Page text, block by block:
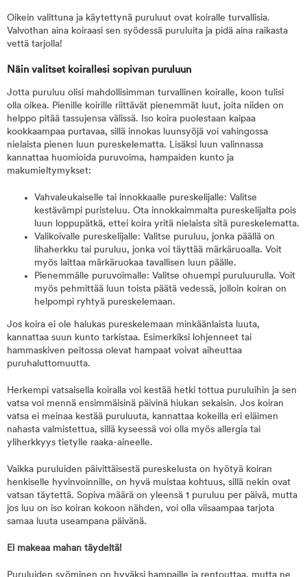
Oikein valittuna ja käytettynä puruluut ovat koiralle turvallisia.
Valvothan aina koiraasi sen syödessä puruluita ja pidä aina raikasta
vettä tarjolla!
Näin valitset koirallesi sopivan puruluun
Jotta puruluu olisi mahdollisimman turvallinen koiralle, koon tulisi
olla oikea. Pienille koirille riittävät pienemmät luut, joita niiden on
helppo pitää tassujensa välissä. Iso koira puolestaan kaipaa
kookkaampaa purtavaa, sillä innokas luunsyöjä voi vahingossa
nielaista pienen luun pureskelematta. Lisäksi luun valinnassa
kannattaa huomioida puruvoima, hampaiden kunto ja
makumieltymykset:
Vahvaleukaiselle tai innokkaalle pureskelijalle: Valitse
kestävämpi puristeluu. Ota innokkaimmalta pureskelijalta pois
luun loppupätkä, ettei koira yritä nielaista sitä pureskelematta.
Valikoivalle pureskelijalle: Valitse puruluu, jonka päällä on
lihaherkku tai puruluu, jonka voi täyttää märkäruoalla. Voit
myös laittaa märkäruokaa tavallisen luun päälle.
Pienemmälle puruvoimalle: Valitse ohuempi puruluurulla. Voit
myös pehmittää luun toista päätä vedessä, jolloin koiran on
helpompi ryhtyä pureskelemaan.
Jos koira ei ole halukas pureskelemaan minkäänlaista luuta,
kannattaa suun kunto tarkistaa. Esimerkiksi lohjenneet tai
hammaskiven peitossa olevat hampaat voivat aiheuttaa
puruhaluttomuutta.
Herkempi vatsaisella koiralla voi kestää hetki tottua puruluihin ja sen
vatsa voi mennä ensimmäisinä päivinä hiukan sekaisin. Jos koiran
vatsa ei meinaa kestää puruluuta, kannattaa kokeilla eri eläimen
nahasta valmistettua, sillä kyseessä voi olla myös allergia tai
yliherkkyys tietylle raaka-aineelle.
Vaikka puruluiden päivittäisestä pureskelusta on hyötyä koiran
henkiselle hyvinvoinnille, on hyvä muistaa kohtuus, sillä nekin ovat
vatsan täytettä. Sopiva määrä on yleensä 1 puruluu per päivä, mutta
jos luu on iso koiran kokoon nähden, voi olla viisaampaa tarjota
samaa luuta useampana päivänä.
Ei makeaa mahan täydeltä!